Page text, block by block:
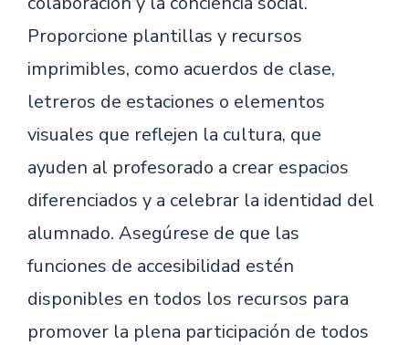
Proporcione plantillas y recursos
imprimibles, como acuerdos de clase,
letreros de estaciones o elementos
visuales que reflejen la cultura, que
ayuden al profesorado a crear espacios
diferenciados y a celebrar la identidad del
alumnado. Asegúrese de que las
funciones de accesibilidad estén
disponibles en todos los recursos para
promover la plena participación de todos